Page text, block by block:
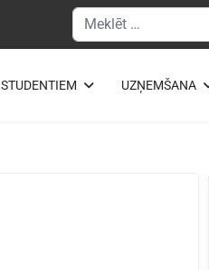
Meklēšanas forma
STUDENTIEM UZŅEMŠANA